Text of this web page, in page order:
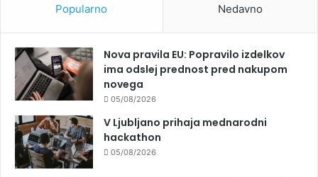
Popularno Nedavno
Nova pravila EU: Popravilo izdelkov
ima odslej prednost pred nakupom
novega
05/08/2026
V Ljubljano prihaja mednarodni
hackathon
05/08/2026